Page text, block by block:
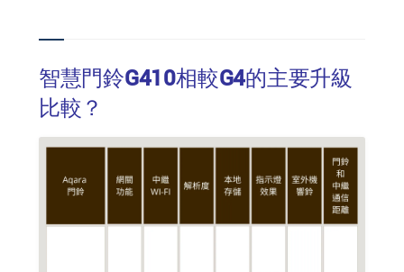
智慧門鈴G410相較G4的主要升級
比較？